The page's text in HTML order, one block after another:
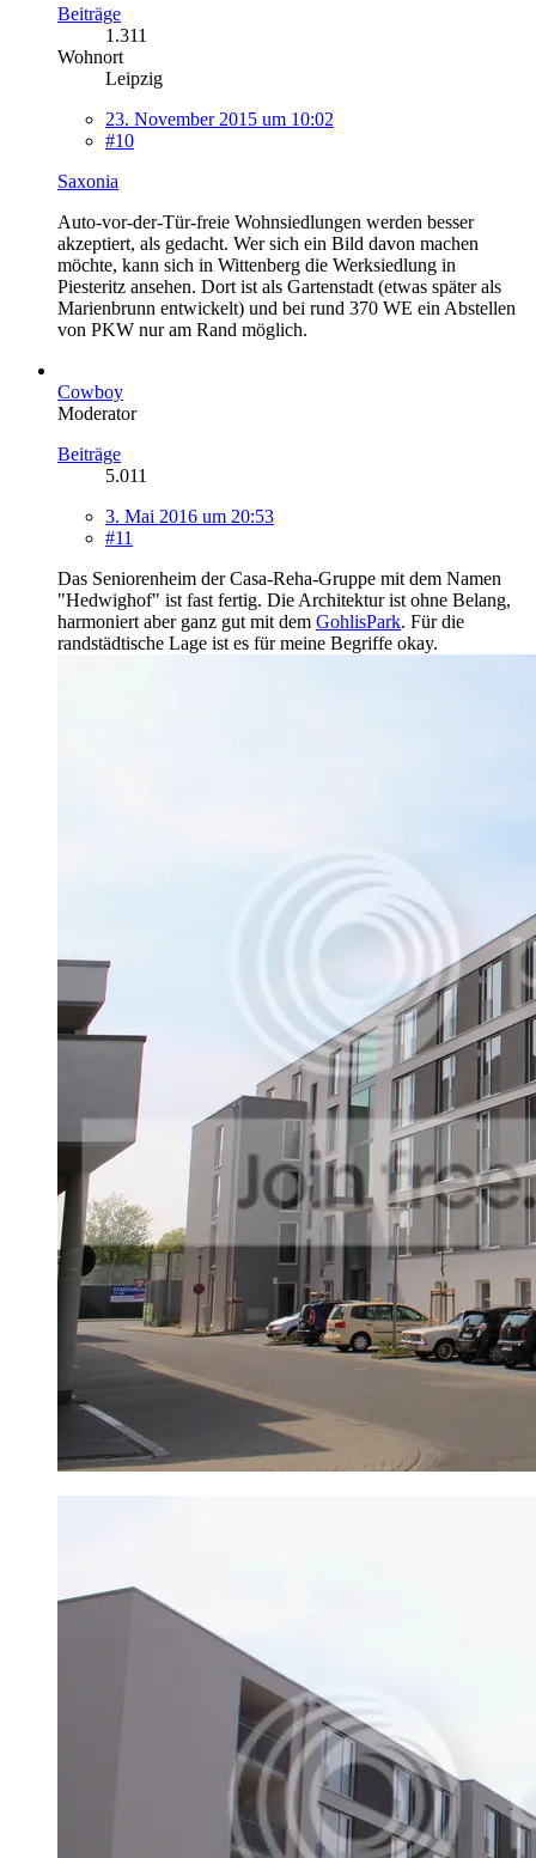
Beiträge
1.311
Wohnort
Leipzig
23. November 2015 um 10:02
#10
Saxonia
Auto-vor-der-Tür-freie Wohnsiedlungen werden besser
akzeptiert, als gedacht. Wer sich ein Bild davon machen
möchte, kann sich in Wittenberg die Werksiedlung in
Piesteritz ansehen. Dort ist als Gartenstadt (etwas später als
Marienbrunn entwickelt) und bei rund 370 WE ein Abstellen
von PKW nur am Rand möglich.
Cowboy
Moderator
Beiträge
5.011
3. Mai 2016 um 20:53
#11
Das Seniorenheim der Casa-Reha-Gruppe mit dem Namen
"Hedwighof" ist fast fertig. Die Architektur ist ohne Belang,
harmoniert aber ganz gut mit dem GohlisPark. Für die
randstädtische Lage ist es für meine Begriffe okay.